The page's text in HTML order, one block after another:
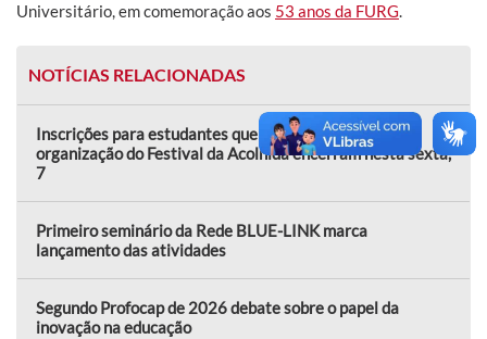
Universitário, em comemoração aos 53 anos da FURG.
NOTÍCIAS RELACIONADAS
Inscrições para estudantes que desejam colaborar na
organização do Festival da Acolhida encerram nesta sexta,
7
Primeiro seminário da Rede BLUE-LINK marca
lançamento das atividades
Segundo Profocap de 2026 debate sobre o papel da
inovação na educação